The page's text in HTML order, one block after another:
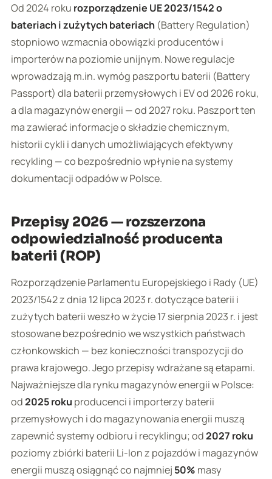
Od 2024 roku rozporządzenie UE 2023/1542 o
bateriach i zużytych bateriach(Battery Regulation)
stopniowo wzmacnia obowiązki producentów i
importerów na poziomie unijnym. Nowe regulacje
wprowadzają m.in. wymóg paszportu baterii (Battery
Passport) dla baterii przemysłowych i EV od 2026 roku,
a dla magazynów energii — od 2027 roku. Paszport ten
ma zawierać informacje o składzie chemicznym,
historii cykli i danych umożliwiających efektywny
recykling — co bezpośrednio wpłynie na systemy
dokumentacji odpadów w Polsce.
Przepisy 2026 — rozszerzona
odpowiedzialność producenta
baterii (ROP)
Rozporządzenie Parlamentu Europejskiego i Rady (UE)
2023/1542 z dnia 12 lipca 2023 r. dotyczące baterii i
zużytych baterii weszło w życie 17 sierpnia 2023 r. i jest
stosowane bezpośrednio we wszystkich państwach
członkowskich — bez konieczności transpozycji do
prawa krajowego. Jego przepisy wdrażane są etapami.
Najważniejsze dla rynku magazynów energii w Polsce:
od2025 roku producenci i importerzy baterii
przemysłowych i do magazynowania energii muszą
zapewnić systemy odbioru i recyklingu; od2027 roku
poziomy zbiórki baterii Li-Ion z pojazdów i magazynów
energii muszą osiągnąć co najmniej 50% masy